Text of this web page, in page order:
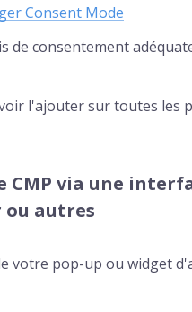
Consent Mode
de consentement
l'ajouter sur toutes les
via une
ou autres
votre pop-up ou widget